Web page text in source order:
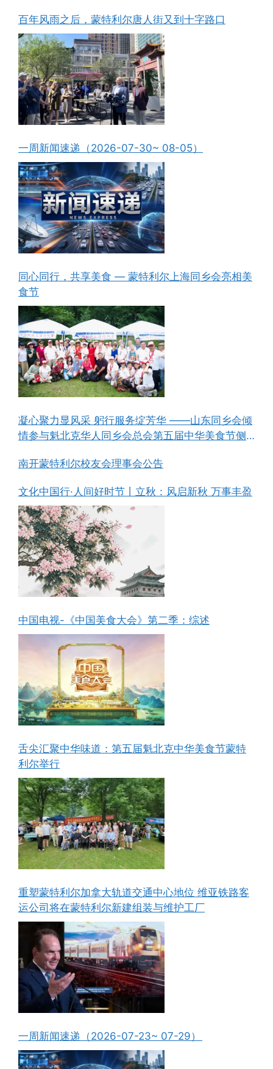
百年风雨之后，蒙特利尔唐人街又到十字路口
一周新闻速递（2026-07-30~ 08-05）
同心同行，共享美食 — 蒙特利尔上海同乡会亮相美
食节
凝心聚力显风采 躬行服务绽芳华 ——山东同乡会倾
情参与魁北克华人同乡会总会第五届中华美食节侧
南开蒙特利尔校友会理事会公告
文化中国行·人间好时节丨立秋：风启新秋 万事丰盈
中国电视-《中国美食大会》第二季：综述
舌尖汇聚中华味道：第五届魁北克中华美食节蒙特
利尔举行
重塑蒙特利尔加拿大轨道交通中心地位 维亚铁路客
运公司将在蒙特利尔新建组装与维护工厂
一周新闻速递（2026-07-23~ 07-29）